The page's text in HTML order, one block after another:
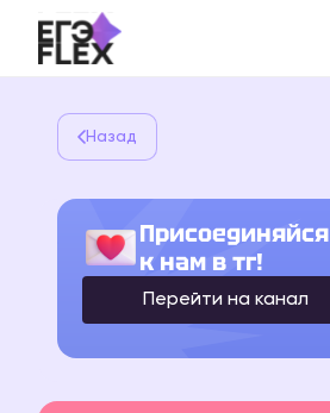
Назад
Присоединяйся
к нам в тг!
Перейти на канал